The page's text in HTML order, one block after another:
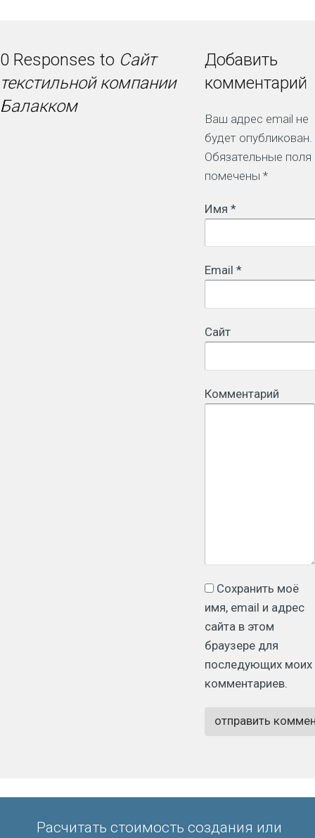
0 Responses to Сайт
текстильной компании
Балакком
Добавить
комментарий
Ваш адрес email не
будет опубликован.
Обязательные поля
помечены*
Имя*
Email*
Сайт
Комментарий
Сохранить моё
имя, email и адрес
сайта в этом
браузере для
последующих моих
комментариев.
Расчитать стоимость создания или